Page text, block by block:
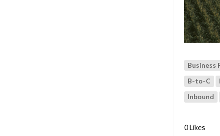
Business
B-to-C
Inbound
0 Likes